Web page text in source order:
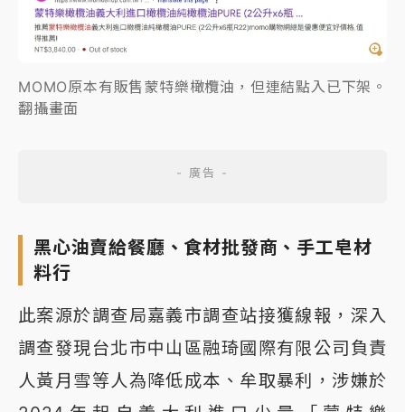
MOMO原本有販售蒙特樂橄欖油，但連結點入已下架。
翻攝畫面
黑心油賣給餐廳、食材批發商、手工皂材
料行
此案源於調查局嘉義市調查站接獲線報，深入
調查發現台北市中山區融琦國際有限公司負責
人黃月雪等人為降低成本、牟取暴利，涉嫌於